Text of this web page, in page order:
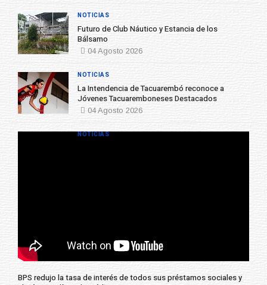
Futuro de Club Náutico y Estancia de los
Bálsamo
04 Agosto 2026
NOTICIAS
La Intendencia de Tacuarembó reconoce a
Jóvenes Tacuaremboneses Destacados
04 Agosto 2026
NOTICIAS
BPS redujo la tasa de interés de todos sus préstamos sociales y
NOTICIAS